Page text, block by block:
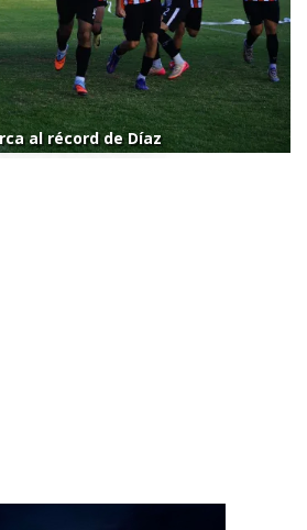
al récord de Díaz